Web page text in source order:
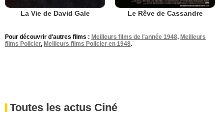
La Vie de David Gale Le Rêve de Cassandre
Pour découvrir d'autres films : Meilleurs films de l'année 1948, Meilleurs
films Policier, Meilleurs films Policier en 1948.
Toutes les actus Ciné